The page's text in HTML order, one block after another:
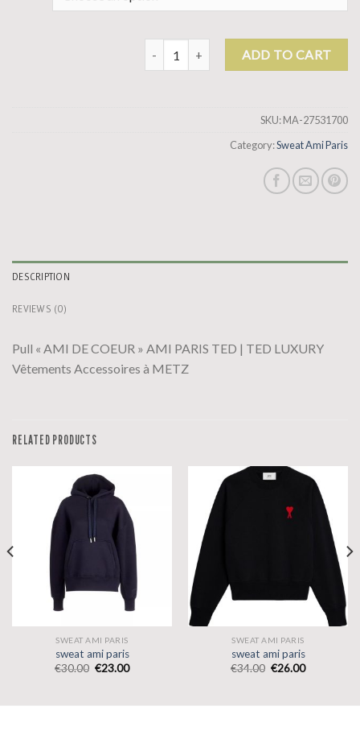
sweat ami paris quantityADD TO CART
SKU:MA-27531700
Category:Sweat Ami Paris
DESCRIPTION
REVIEWS (0)
Pull « AMI DE COEUR » AMI PARIS TED | TED LUXURY
Vêtements Accessoires à METZ
RELATED PRODUCTS
SWEAT AMI PARIS
sweat ami paris
€30.00 €23.00
SWEAT AMI PARIS
sweat ami paris
€34.00 €26.00